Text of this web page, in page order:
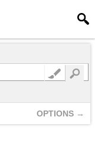
OPTIONS →